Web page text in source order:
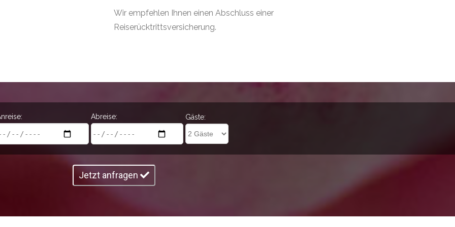
Wir empfehlen Ihnen einen Abschluss einer
Reiserücktrittsversicherung.
Abreise: Gäste:
Jetzt anfragen